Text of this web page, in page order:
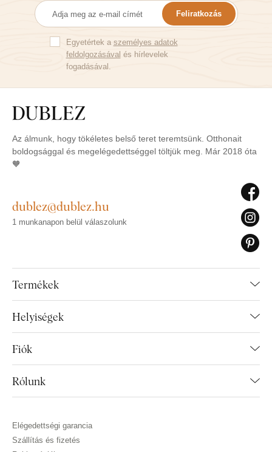
Feliratkozás
Egyetértek a személyes adatok
feldolgozásával és hírlevelek
fogadásával.
Az álmunk, hogy tökéletes belső teret teremtsünk. Otthonait
boldogsággal és megelégedettséggel töltjük meg. Már 2018 óta
🧡
Termékek
Helyiségek
Fiók
Rólunk
dublez@dublez.hu
1 munkanapon belül válaszolunk
Elégedettségi garancia
Szállítás és fizetés